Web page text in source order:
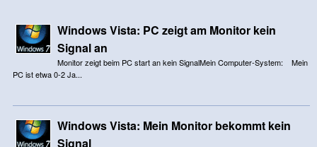
Windows Vista: PC zeigt am Monitor kein
Signal an
Monitor zeigt beim PC start an kein SignalMein Computer-System: Mein
PC ist etwa 0-2 Ja...
Windows Vista: Mein Monitor bekommt kein
Signal